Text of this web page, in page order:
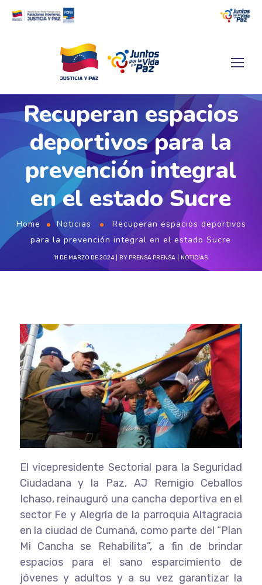
Recuperan espacios
deportivos para la
prevención integral
en el estado Sucre
Home Noticias
Recuperan espacios deportivos
para la prevención integral en el estado Sucre
11 DE MARZO DE 2024 BY PRENSA PRENSA NOTICIAS
El vicepresidente Sectorial para la Seguridad
Ciudadana y la Paz, AJ Remigio Ceballos
Ichaso, reinauguró una cancha deportiva en el
sector Fe y Alegría de la parroquia Altagracia
en la ciudad de Cumaná, como parte del “Plan
Mi Cancha se Rehabilita”, a fin de brindar
espacios para el sano esparcimiento de
jóvenes y adultos y a su vez garantizar la